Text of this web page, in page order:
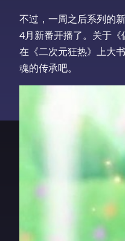
不过，一周之后系列的
4月新番开播了。关于
在《二次元狂热》上大
魂的传承吧。